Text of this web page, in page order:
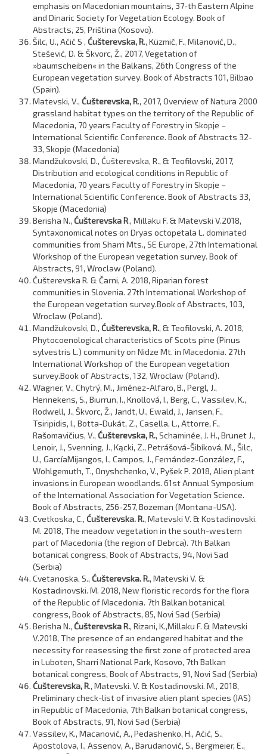
emphasis on Macedonian mountains, 37-th Eastern Alpine
and Dinaric Society for Vegetation Ecology. Book of
Abstracts, 25, Priština (Kosovo).
Šilc, U., Aćić S , Ćušterevska, R., Küzmič, F., Milanović, D.,
Stešević, D. & Škvorc, Ž., 2017, Vegetation of
»baumscheiben« in the Balkans, 26th Congress of the
European vegetation survey. Book of Abstracts 101, Bilbao
(Spain).
Matevski, V., Ćušterevska, R., 2017, Overview of Natura 2000
grassland habitat types on the territory of the Republic of
Macedonia, 70 years Faculty of Forestry in Skopje –
International Scientific Conference. Book of Abstracts 32-
33, Skopje (Macedonia)
Mandžukovski, D., Ćušterevska, R., & Teofilovski, 2017,
Distribution and ecological conditions in Republic of
Macedonia, 70 years Faculty of Forestry in Skopje –
International Scientific Conference. Book of Abstracts 33,
Skopje (Macedonia)
Berisha N., Ćušterevska R., Millaku F. & Matevski V.2018,
Syntaxonomical notes on Dryas octopetala L. dominated
communities from Sharri Mts., SE Europe, 27th International
Workshop of the European vegetation survey. Book of
Abstracts, 91, Wroclaw (Poland).
Ćušterevska R. & Čarni, A. 2018, Riparian forest
communities in Slovenia. 27th International Workshop of
the European vegetation survey.Book of Abstracts, 103,
Wroclaw (Poland).
Mandžukovski, D., Ćušterevska, R., & Teofilovski, A. 2018,
Phytocoenological characteristics of Scots pine (Pinus
sylvestris L.) community on Nidze Mt. in Macedonia. 27th
International Workshop of the European vegetation
survey.Book of Abstracts, 132, Wroclaw (Poland).
Wagner, V., Chytrý, M., Jiménez-Alfaro, B., Pergl, J.,
Hennekens, S., Biurrun, I., Knollová, I., Berg, C., Vassilev, K.,
Rodwell, J., Škvorc, Ž., Jandt, U., Ewald, J., Jansen, F.,
Tsiripidis, I., Botta-Dukát, Z., Casella, L., Attorre, F.,
Rašomavičius, V., Ćušterevska, R., Schaminée, J. H., Brunet J.,
Lenoir, J., Svenning, J., Kącki, Z., Petrášová-Šibíková, M., Šilc,
U., GarcíaMijangos, I., Campos, J., Fernández-González, F.,
Wohlgemuth, T., Onyshchenko, V., Pyšek P. 2018, Alien plant
invasions in European woodlands. 61st Annual Symposium
of the International Association for Vegetation Science.
Book of Abstracts, 256-257, Bozeman (Montana-USA).
Cvetkoska, C., Ćušterevska. R., Matevski V. & Kostadinovski.
M. 2018, The meadow vegetation in the south-western
part of Macedonia (the region of Debrca). 7th Balkan
botanical congress, Book of Abstracts, 94, Novi Sad
(Serbia)
Cvetanoska, S., Ćušterevska. R., Matevski V. &
Kostadinovski. M. 2018, New floristic records for the flora
of the Republic of Macedonia. 7th Balkan botanical
congress, Book of Abstracts, 85, Novi Sad (Serbia)
Berisha N., Ćušterevska R., Rizani, K.,Millaku F. & Matevski
V.2018, The presence of an endangered habitat and the
necessity for reasessing the first zone of protected area
in Luboten, Sharri National Park, Kosovo, 7th Balkan
botanical congress, Book of Abstracts, 91, Novi Sad (Serbia)
Ćušterevska, R., Matevski. V. & Kostadinovski. M., 2018,
Preliminary check-list of invasive alien plant species (IAS)
in Republic of Macedonia, 7th Balkan botanical congress,
Book of Abstracts, 91, Novi Sad (Serbia)
Vassilev, K., Macanović, A., Pedashenko, H., Aćić, S.,
Apostolova, I., Assenov, A., Barudanović, S., Bergmeier, E.,